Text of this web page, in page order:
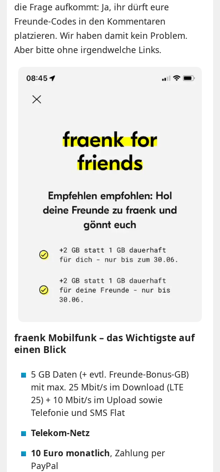
die Frage aufkommt: Ja, ihr dürft eure
Freunde-Codes in den Kommentaren
platzieren. Wir haben damit kein Problem.
Aber bitte ohne irgendwelche Links.
fraenk Mobilfunk – das Wichtigste auf
einen Blick
5 GB Daten (+ evtl. Freunde-Bonus-GB)
mit max. 25 Mbit/s im Download (LTE
25) + 10 Mbit/s im Upload sowie
Telefonie und SMS Flat
Telekom-Netz
10 Euro monatlich, Zahlung per
PayPal